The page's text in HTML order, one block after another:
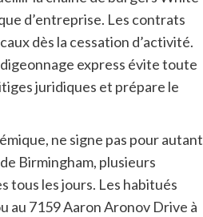
d’entreprise. Les contrats
dès la cessation d’activité.
express évite toute
juridiques et prépare le
ne signe pas pour autant
Birmingham, plusieurs
tous les jours. Les habitués
au 7159 Aaron Aronov Drive à